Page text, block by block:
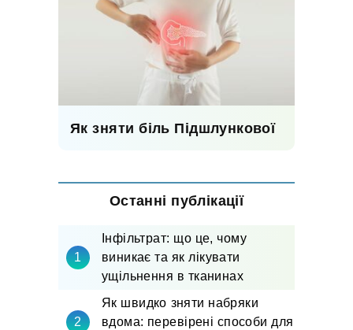
Як зняти біль Підшлункової
Останні публікації
Інфільтрат: що це, чому
виникає та як лікувати
ущільнення в тканинах
Як швидко зняти набряки
вдома: перевірені способи для